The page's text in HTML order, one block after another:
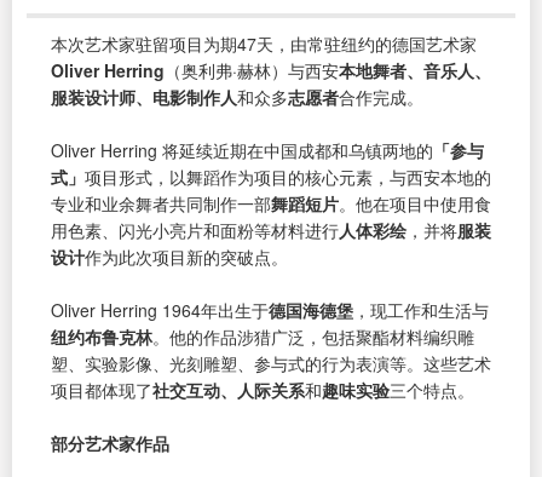
本次艺术家驻留项目为期47天，由常驻纽约的德国艺术家
Oliver Herring （奥利弗·赫林）与西安本地舞者、音乐人、
服装设计师、电影制作人和众多志愿者合作完成。
Oliver Herring 将延续近期在中国成都和乌镇两地的 「参与
式」 项目形式，以舞蹈作为项目的核心元素，与西安本地的
专业和业余舞者共同制作一部舞蹈短片。他在项目中使用食
用色素、闪光小亮片和面粉等材料进行人体彩绘 ，并将服装
设计作为此次项目新的突破点。
Oliver Herring 1964年出生于德国海德堡 ，现工作和生活与
纽约布鲁克林。他的作品涉猎广泛，包括聚酯材料编织雕
塑、实验影像、光刻雕塑、参与式的行为表演等。这些艺术
项目都体现了社交互动、人际关系和趣味实验三个特点。
部分艺术家作品